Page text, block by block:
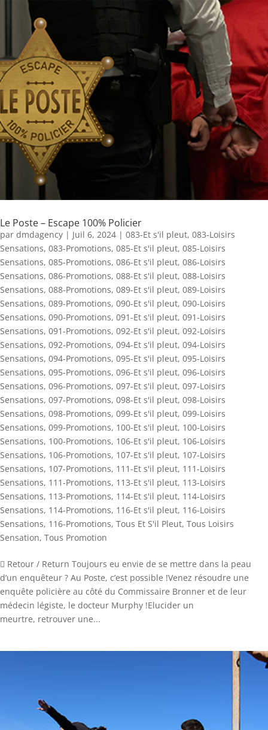
Le Poste – Escape 100% Policier
par dmdagency | Juil 6, 2024 | 083-Et s'il pleut, 083-Loisirs
Sensations, 083-Promotions, 085-Et s'il pleut, 085-Loisirs
Sensations, 085-Promotions, 086-Et s'il pleut, 086-Loisirs
Sensations, 086-Promotions, 088-Et s'il pleut, 088-Loisirs
Sensations, 088-Promotions, 089-Et s'il pleut, 089-Loisirs
Sensations, 089-Promotions, 090-Et s'il pleut, 090-Loisirs
Sensations, 090-Promotions, 091-Et s'il pleut, 091-Loisirs
Sensations, 091-Promotions, 092-Et s'il pleut, 092-Loisirs
Sensations, 092-Promotions, 094-Et s'il pleut, 094-Loisirs
Sensations, 094-Promotions, 095-Et s'il pleut, 095-Loisirs
Sensations, 095-Promotions, 096-Et s'il pleut, 096-Loisirs
Sensations, 096-Promotions, 097-Et s'il pleut, 097-Loisirs
Sensations, 097-Promotions, 098-Et s'il pleut, 098-Loisirs
Sensations, 098-Promotions, 099-Et s'il pleut, 099-Loisirs
Sensations, 099-Promotions, 100-Et s'il pleut, 100-Loisirs
Sensations, 100-Promotions, 106-Et s'il pleut, 106-Loisirs
Sensations, 106-Promotions, 107-Et s'il pleut, 107-Loisirs
Sensations, 107-Promotions, 111-Et s'il pleut, 111-Loisirs
Sensations, 111-Promotions, 113-Et s'il pleut, 113-Loisirs
Sensations, 113-Promotions, 114-Et s'il pleut, 114-Loisirs
Sensations, 114-Promotions, 116-Et s'il pleut, 116-Loisirs
Sensations, 116-Promotions, Tous Et S'il Pleut, Tous Loisirs
Sensation, Tous Promotion
 Retour / Return Toujours eu envie de se mettre dans la peau
d’un enquêteur ? Au Poste, c’est possible !Venez résoudre une
enquête policière au côté du Commissaire Bronner et de leur
médecin légiste, le docteur Murphy !Elucider un
meurtre, retrouver une...